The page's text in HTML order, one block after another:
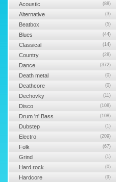
Acoustic (88)
Alternative (3)
Beatbox (5)
Blues (44)
Classical (14)
Country (28)
Dance (372)
Death metal (0)
Deathcore (0)
Dechovky (11)
Disco (108)
Drum 'n' Bass (108)
Dubstep (1)
Electro (209)
Folk (67)
Grind (1)
Hard rock (0)
Hardcore (9)